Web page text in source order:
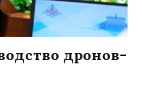
дронов-